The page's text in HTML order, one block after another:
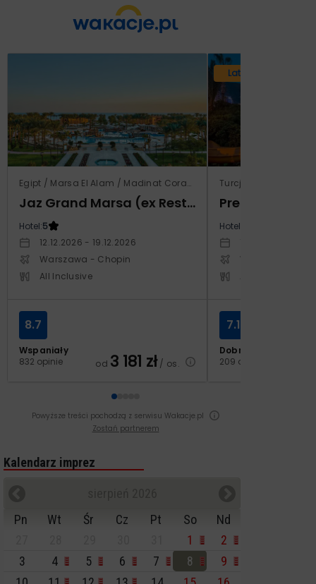
Egipt / Marsa El Alam / Madinat Coraya
Jaz Grand Marsa (ex Resta Grand Resort)
Hotel:5
12.12.2026 - 19.12.2026
Warszawa - Chopin
All Inclusive
Wspaniały
832 opinie
8.7
od 3 181 zł/ os.
Lato 2026
Turcja / Riwiera
Prestige
Hotel:
Warszawa -
Dobry
209 opinii
7.1
Powyższe treści pochodzą z serwisu Wakacje.pl
Zostań partnerem
Kalendarz imprez
Pn
Wt Śr Cz Pt So
Nd
1
2
3
4 5 6 7 8
9